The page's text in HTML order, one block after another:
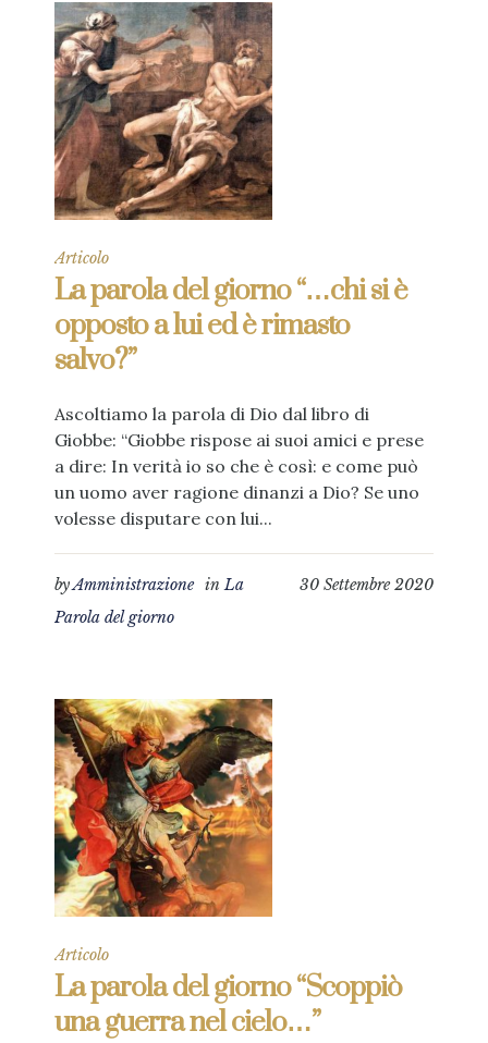
Articolo
La parola del giorno “…chi si è
opposto a lui ed è rimasto
salvo?”
Ascoltiamo la parola di Dio dal libro di
Giobbe: “Giobbe rispose ai suoi amici e prese
a dire: In verità io so che è così: e come può
un uomo aver ragione dinanzi a Dio? Se uno
volesse disputare con lui...
30 Settembre 2020
byAmministrazione inLa
Parola del giorno
Articolo
La parola del giorno “Scoppiò
una guerra nel cielo…”